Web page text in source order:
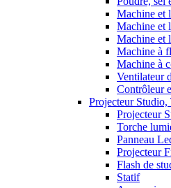
Machine et
Machine et
Machine et
Machine à
Machine à
Ventilateur
Contrôleur
Projecteur
Projecteur
Torche
Panneau
Projecteur
Flash de
Statif